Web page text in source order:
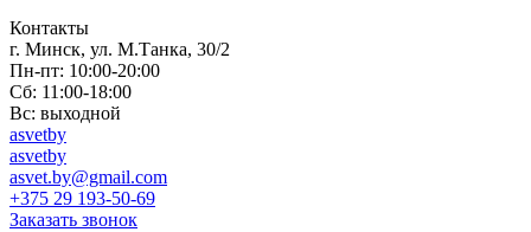
Контакты
г. Минск, ул. М.Танка, 30/2
Пн-пт: 10:00-20:00
Сб: 11:00-18:00
Вс: выходной
asvetby
asvetby
asvet.by@gmail.com
+375 29 193-50-69
Заказать звонок